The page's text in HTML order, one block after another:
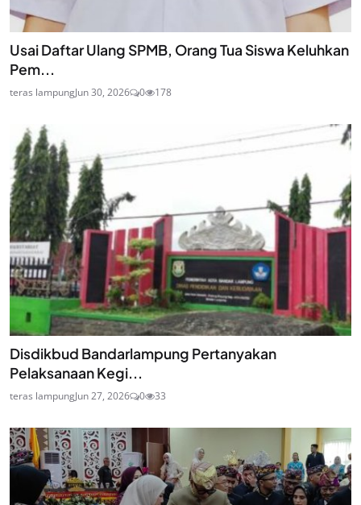
Usai Daftar Ulang SPMB, Orang Tua Siswa Keluhkan
Pem...
teras lampungJun 30, 2026 0 178
Disdikbud Bandarlampung Pertanyakan
Pelaksanaan Kegi...
teras lampungJun 27, 2026 0 33